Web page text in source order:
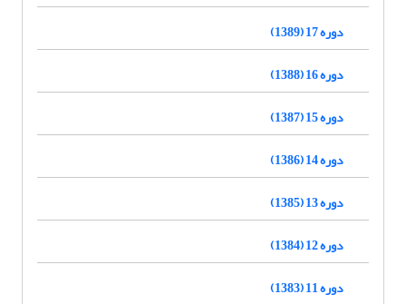
دوره 17 (1389)
دوره 16 (1388)
دوره 15 (1387)
دوره 14 (1386)
دوره 13 (1385)
دوره 12 (1384)
دوره 11 (1383)